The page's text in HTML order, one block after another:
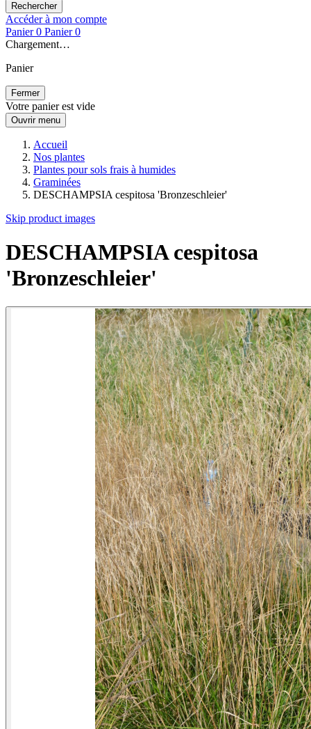
Rechercher
Accéder à mon compte
Panier 0 Panier 0
Chargement…
Panier
Fermer
Votre panier est vide
Ouvrir menu
Accueil
Nos plantes
Plantes pour sols frais à humides
Graminées
DESCHAMPSIA cespitosa 'Bronzeschleier'
Skip product images
DESCHAMPSIA cespitosa
'Bronzeschleier'